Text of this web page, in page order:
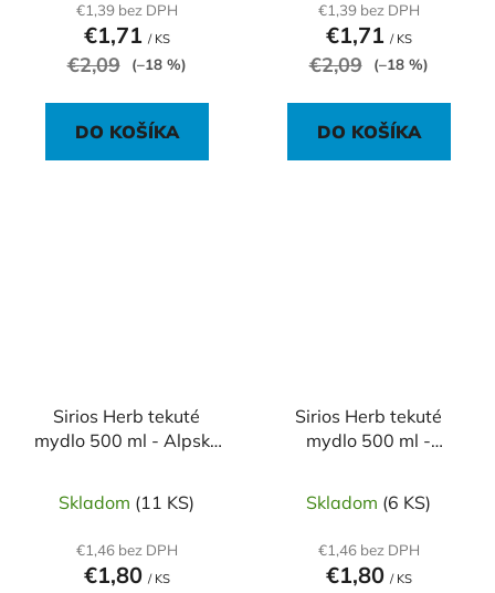
€1,39 bez DPH
€1,71 / KS
€2,09 (–18 %)
DO KOŠÍKA
€1,39 bez DPH
€1,71 / KS
€2,09 (–18 %)
DO KOŠÍKA
Sirios Herb tekuté
mydlo 500 ml - Alpské
Skladom (11 KS)
€1,46 bez DPH
€1,80 / KS
Sirios Herb tekuté
mydlo 500 ml -
Skladom (6 KS)
€1,46 bez DPH
€1,80 / KS